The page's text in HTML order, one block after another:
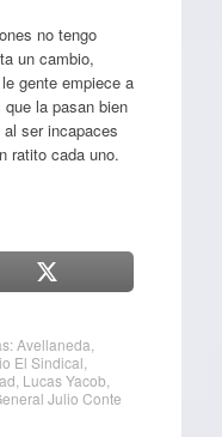
no tengo
un cambio,
gente empiece a
la pasan bien
ser incapaces
ratito cada uno.
Avellaneda
El Sindical
Lucas Yacob
Julio Conte